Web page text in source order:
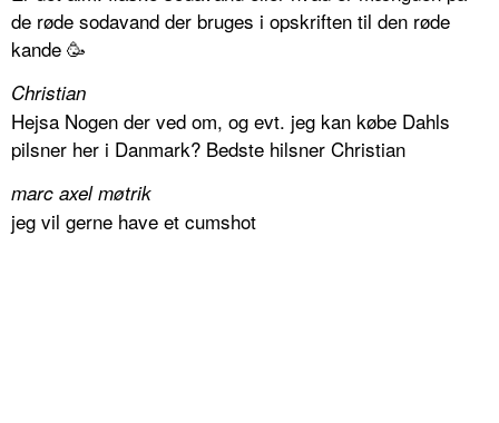
de røde sodavand der bruges i opskriften til den røde
kande 🥳
Christian
Hejsa Nogen der ved om, og evt. jeg kan købe Dahls
pilsner her i Danmark? Bedste hilsner Christian
marc axel møtrik
jeg vil gerne have et cumshot